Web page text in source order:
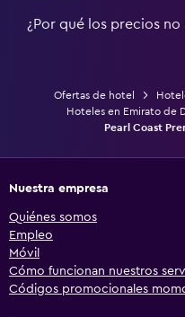
¿Por qué los precios no
Ofertas de hotel
Hoteles en Emirato de
Pearl Coast
Nuestra empresa
Quiénes somos
Empleo
Móvil
Cómo funcionan nuestros
Códigos promocionales